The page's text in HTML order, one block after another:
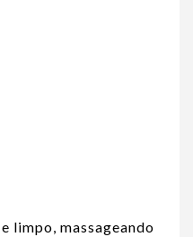
limpo, massageando